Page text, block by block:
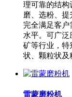
理可靠的结构
磨、选粉、
完全满足客
水平。可广
矿等行业，特
状、颗粒状及
雷蒙磨粉机